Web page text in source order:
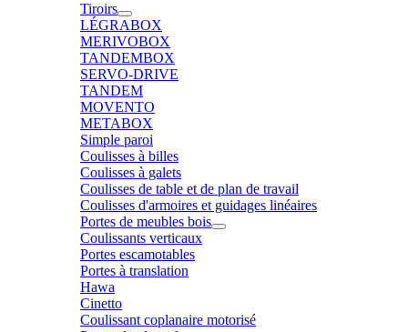
Tiroirs
LÉGRABOX
MERIVOBOX
TANDEMBOX
SERVO-DRIVE
TANDEM
MOVENTO
METABOX
Simple paroi
Coulisses à billes
Coulisses à galets
Coulisses de table et de plan de travail
Coulisses d'armoires et guidages linéaires
Portes de meubles bois
Coulissants verticaux
Portes escamotables
Portes à translation
Hawa
Cinetto
Coulissant coplanaire motorisé